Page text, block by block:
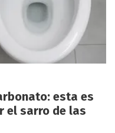
esta es
el sarro de las